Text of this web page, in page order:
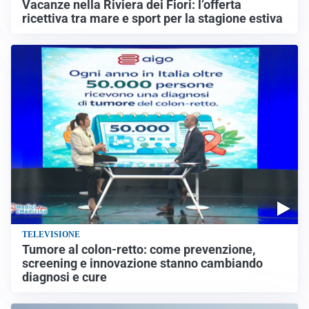
Vacanze nella Riviera dei Fiori: l’offerta
ricettiva tra mare e sport per la stagione estiva
TELEVISIONE
Tumore al colon-retto: come prevenzione,
screening e innovazione stanno cambiando
diagnosi e cure